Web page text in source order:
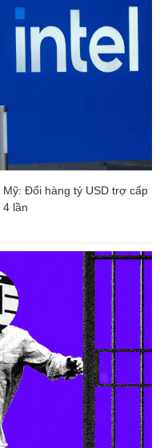
Đổi hàng tỷ USD trợ cấp
4 lần